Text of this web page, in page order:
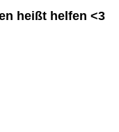
heißt helfen <3